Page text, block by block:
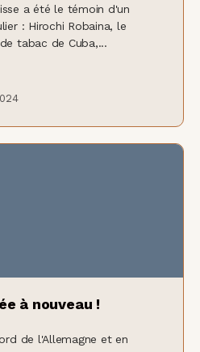
a été le témoin d'un
: Hirochi Robaina, le
tabac de Cuba,...
à nouveau !
de l'Allemagne et en